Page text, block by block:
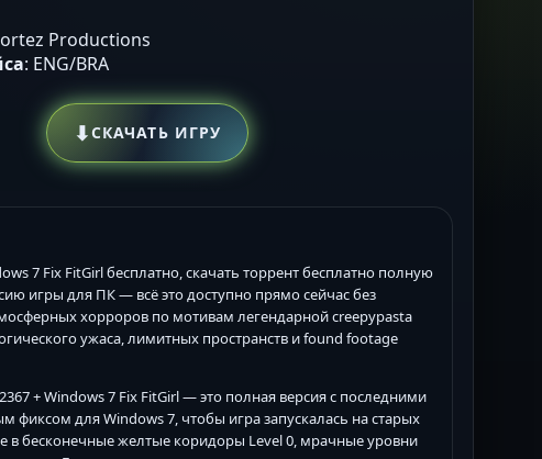
Productions
: ENG/BRA
⬇СКАЧАТЬ ИГРУ
7 Fix FitGirl бесплатно, скачать торрент бесплатно полную
игры для ПК — всё это доступно прямо сейчас без
хорроров по мотивам легендарной creepypasta
ужаса, лимитных пространств и found footage
+ Windows 7 Fix FitGirl — это полная версия с последними
для Windows 7, чтобы игра запускалась на старых
бесконечные желтые коридоры Level 0, мрачные уровни